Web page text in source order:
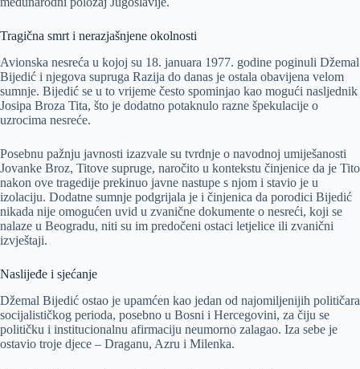
Tragična smrt i nerazjašnjene okolnosti
Avionska nesreća u kojoj su 18. januara 1977. godine poginuli Džemal
Bijedić i njegova supruga Razija do danas je ostala obavijena velom
sumnje. Bijedić se u to vrijeme često spominjao kao mogući nasljednik
Josipa Broza Tita, što je dodatno potaknulo razne špekulacije o
uzrocima nesreće.
Posebnu pažnju javnosti izazvale su tvrdnje o navodnoj umiješanosti
Jovanke Broz, Titove supruge, naročito u kontekstu činjenice da je Tito
nakon ove tragedije prekinuo javne nastupe s njom i stavio je u
izolaciju. Dodatne sumnje podgrijala je i činjenica da porodici Bijedić
nikada nije omogućen uvid u zvanične dokumente o nesreći, koji se
nalaze u Beogradu, niti su im predočeni ostaci letjelice ili zvanični
izvještaji.
Naslijeđe i sjećanje
Džemal Bijedić ostao je upamćen kao jedan od najomiljenijih političara
socijalističkog perioda, posebno u Bosni i Hercegovini, za čiju se
političku i institucionalnu afirmaciju neumorno zalagao. Iza sebe je
ostavio troje djece – Draganu, Azru i Milenka.